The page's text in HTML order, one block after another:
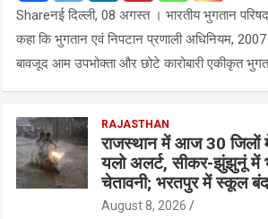
Shareनई दिल्ली, 08 अगस्त । भारतीय भुगतान
कहा कि भुगतान एवं निपटान प्रणाली अधिनियम,
बावजूद आम उपभोक्ता और छोटे कारोबारी एकीकृत
RAJASTHAN
राजस्थान में आज 30 जिलों
यलो अलर्ट, सीकर-झुंझुनूं में
चेतावनी; भरतपुर में स्कूल
August 8, 2026